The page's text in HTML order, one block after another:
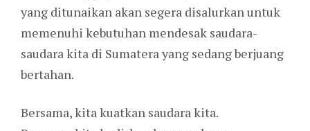
yang ditunaikan akan segera disalurkan untuk
memenuhi kebutuhan mendesak saudara-
saudara kita di Sumatera yang sedang berjuang
bertahan.
Bersama, kita kuatkan saudara kita.